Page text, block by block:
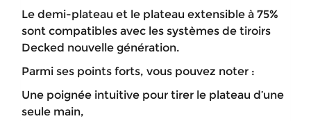
Le demi-plateau et le plateau extensible à 75%
sont compatibles avec les systèmes de tiroirs
Decked nouvelle génération.
Parmi ses points forts, vous pouvez noter :
Une poignée intuitive pour tirer le plateau d’une
seule main,